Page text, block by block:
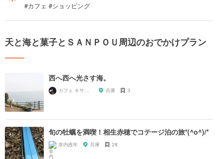
#カフェ #ショッピング
天と海と菓子とＳＡＮＰＯＵ周辺のおでかけプラン
西へ西へ光さす海。
カフェ キサラギ 兵庫 3
旬の牡蠣を満喫！相生赤穂でコテージ泊の旅*(^o^)/*
幸内政年 兵庫 28